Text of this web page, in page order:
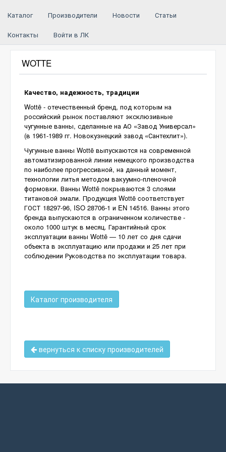
Каталог Производители Новости Статьи
Контакты Войти в ЛК
WOTTE
Качество, надежность, традиции
Wottē - отечественный бренд, под которым на
российский рынок поставляют эксклюзивные
чугунные ванны, сделанные на АО «Завод Универсал»
(в 1961-1989 гг. Новокузнецкий завод «Сантехлит»).
Чугунные ванны Wottē выпускаются на современной
автоматизированной линии немецкого производства
по наиболее прогрессивной, на данный момент,
технологии литья методом вакуумно-пленочной
формовки. Ванны Wottē покрываются 3 слоями
титановой эмали. Продукция Wottē cоответствует
ГОСТ 18297-96, ISO 28706-1 и EN 14516. Ванны этого
бренда выпускаются в ограниченном количестве -
около 1000 штук в месяц. Гарантийный срок
эксплуатации ванны Wottē — 10 лет со дня сдачи
объекта в эксплуатацию или продажи и 25 лет при
соблюдении Руководства по эксплуатации товара.
Каталог производителя
вернуться к списку производителей